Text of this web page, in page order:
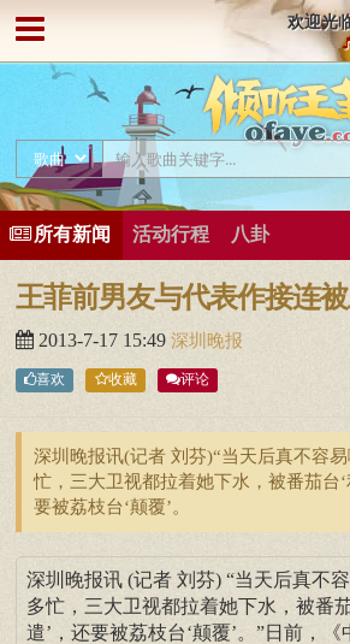
欢迎光
所有新闻 活动行程 八卦
王菲前男友与代表作接连
2013-7-17 15:49 深圳晚报
喜欢 收藏 评论
深圳晚报讯(记者 刘芬)“当天后真不容
忙，三大卫视都拉着她下水，被番茄台‘
要被荔枝台‘颠覆’。
深圳晚报讯 (记者 刘芬) “当天后真不
多忙，三大卫视都拉着她下水，被番
遣’，还要被荔枝台‘颠覆’。”日前，